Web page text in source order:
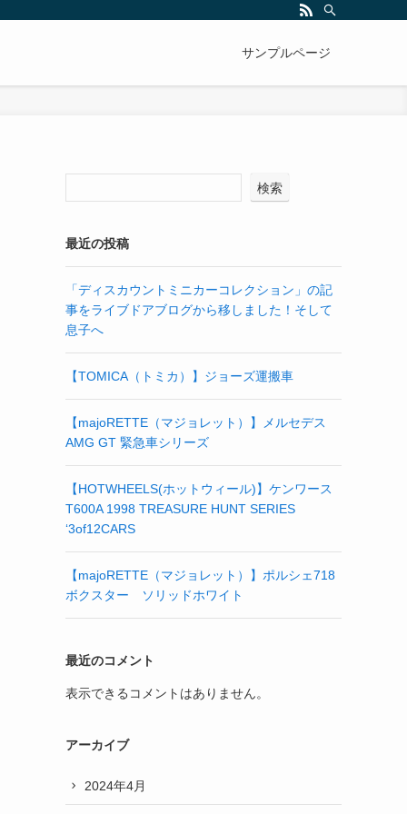
サンプルページ
検索
最近の投稿
「ディスカウントミニカーコレクション」の記
事をライブドアブログから移しました！そして
息子へ
【TOMICA（トミカ）】ジョーズ運搬車
【majoRETTE（マジョレット）】メルセデス
AMG GT 緊急車シリーズ
【HOTWHEELS(ホットウィール)】ケンワース
T600A 1998 TREASURE HUNT SERIES
‘3of12CARS
【majoRETTE（マジョレット）】ポルシェ718
ボクスター ソリッドホワイト
最近のコメント
表示できるコメントはありません。
アーカイブ
2024年4月